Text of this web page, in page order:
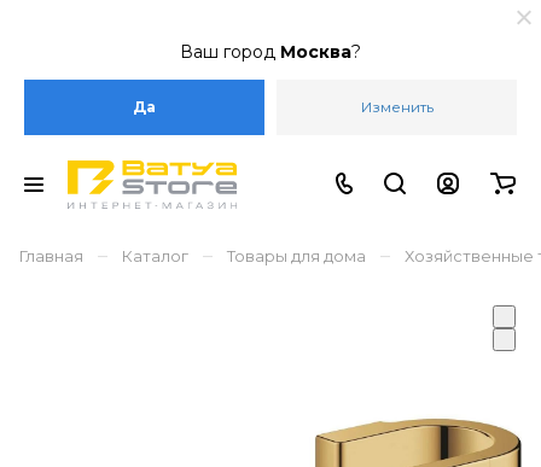
Ваш город Москва?
Да Изменить
Главная – Каталог – Товары для дома – Хозяйственные